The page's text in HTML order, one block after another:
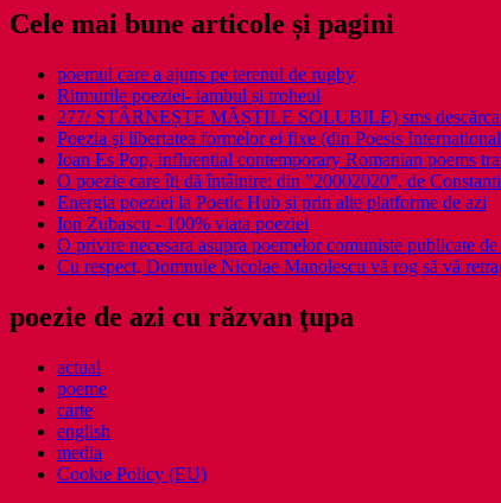
Cele mai bune articole și pagini
poemul care a ajuns pe terenul de rugby
Ritmurile poeziei- iambul și troheul
277/ STÂRNEȘTE MĂȘTILE SOLUBILE) sms
Poezia şi libertatea formelor ei fixe (din Poesis
Ioan Es Pop, influential contemporary Romanian poems
O poezie care îți dă întâlnire: din ”20002020”, de
Energia poeziei la Poetic Hub și prin alte platforme de azi
Ion Zubascu - 100% viata poeziei
O privire necesara asupra poemelor comuniste publicate
Cu respect, Domnule Nicolae Manolescu vă rog să vă
poezie de azi cu răzvan ţupa
actual
poeme
carte
english
media
Cookie Policy (EU)